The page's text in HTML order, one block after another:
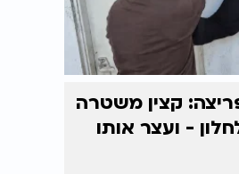
קצין משטרה
- ועצר אותו